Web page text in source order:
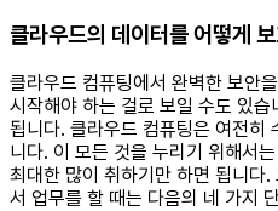
클라우드의 데이터를 어떻게
클라우드 컴퓨팅에서 완벽한 보안
시작해야 하는 걸로 보일 수도 있
됩니다. 클라우드 컴퓨팅은 여전히
니다. 이 모든 것을 누리기 위해서
최대한 많이 취하기만 하면 됩니다
서 업무를 할 때는 다음의 네 가지